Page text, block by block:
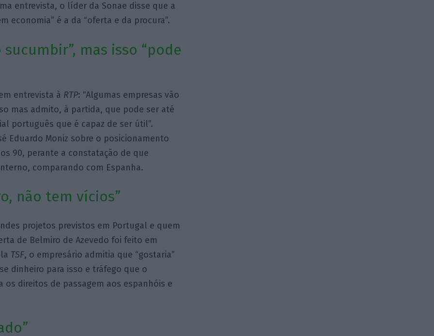
entrevista, o líder da Sonae disse que a
economia” é a da “oferta e da procura”.
mas isso “pode
entrevista à RTP: “Algumas empresas vão
mas admito, à partida, que pode ser até
português que é capaz de ser útil”.
Eduardo Moniz sobre o posicionamento
90, perante a constatação de que
comparando com Espanha.
não tem vícios”
projetos previstos em Portugal e quem
de Belmiro de Azevedo foi feito em
TSF, o empresário admitia que “gostaria”
dinheiro para isso e tráfego que o
direitos de passagem aos espanhóis e